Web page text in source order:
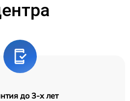
до 3-х лет